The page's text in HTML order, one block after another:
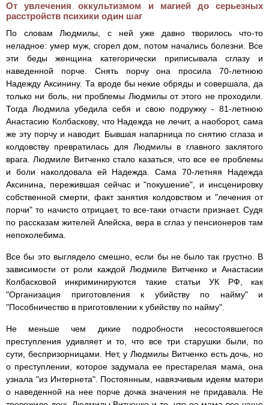
От увлечения оккультизмом и магией до серьезных
расстройств психики один шаг
По словам Людмилы, с ней уже давно творилось что-то
неладное: умер муж, сгорел дом, потом начались болезни. Все
эти беды женщина категорически приписывала сглазу и
наведенной порче. Снять порчу она просила 70-летнюю
Надежду Аксинину. Та вроде бы некие обряды и совершала, да
только ни боль, ни проблемы Людмилы от этого не проходили.
Тогда Людмила убедила себя и свою подружку - 81-летнюю
Анастасию Колбаскову, что Надежда не лечит, а наоборот, сама
же эту порчу и наводит. Бывшая напарница по снятию сглаза и
колдовству превратилась для Людмилы в главного заклятого
врага. Людмиле Витченко стало казаться, что все ее проблемы
и боли наколдовала ей Надежда. Сама 70-летняя Надежда
Аксинина, пережившая сейчас и "покушение", и инсценировку
собственной смерти, факт занятия колдовством и "лечения от
порчи" то начисто отрицает, то все-таки отчасти признает. Судя
по рассказам жителей Алейска, вера в сглаз у пенсионеров там
непоколебима.
Все бы это выглядело смешно, если бы не было так грустно. В
зависимости от роли каждой Людмиле Витченко и Анастасии
Колбасковой инкриминируются такие статьи УК РФ, как
"Организация приготовления к убийству по найму" и
"Пособничество в приготовлении к убийству по найму".
Не меньше чем дикие подробности несостоявшегося
преступления удивляет и то, что все три старушки были, по
сути, беспризорницами. Нет, у Людмилы Витченко есть дочь, но
о преступлении, которое задумала ее престарелая мама, она
узнала "из Интернета". Постоянным, навязчивым идеям матери
о наведенной на нее порче дочка значения не придавала. Не